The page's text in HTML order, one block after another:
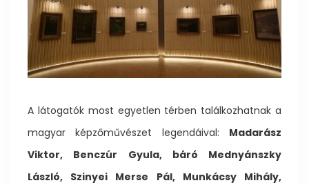
A látogatók most egyetlen térben találkozhatnak a
magyar képzőművészet legendáival: Madarász
Viktor, Benczúr Gyula, báró Mednyánszky
László, Szinyei Merse Pál, Munkácsy Mihály,